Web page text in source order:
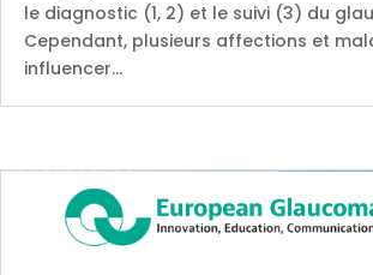
le diagnostic (1, 2) et le suivi (3) du
Cependant, plusieurs affections et
influencer...